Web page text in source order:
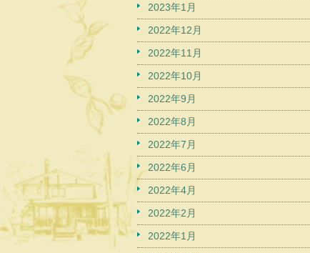
2023年1月
2022年12月
2022年11月
2022年10月
2022年9月
2022年8月
2022年7月
2022年6月
2022年4月
2022年2月
2022年1月